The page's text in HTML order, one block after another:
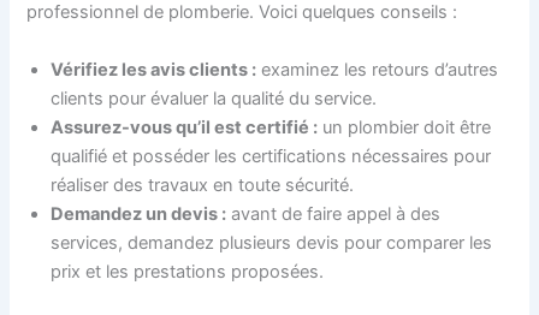
professionnel de plomberie. Voici quelques conseils :
Vérifiez les avis clients : examinez les retours d’autres
clients pour évaluer la qualité du service.
Assurez-vous qu’il est certifié : un plombier doit être
qualifié et posséder les certifications nécessaires pour
réaliser des travaux en toute sécurité.
Demandez un devis : avant de faire appel à des
services, demandez plusieurs devis pour comparer les
prix et les prestations proposées.